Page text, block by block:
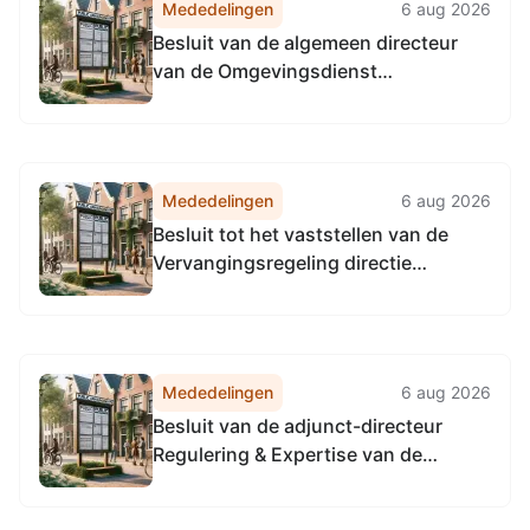
Vervangingsregeling directie
Accountmanagement &
Bedrijfsvoering Omgevingsdienst...
Mededelingen 6 aug 2026
Besluit van de algemeen directeur
van de Omgevingsdienst
directeur Omgevingsdienst
Noordzeekanaalgebied
Mededelingen 6 aug 2026
Besluit tot het vaststellen van de
Vervangingsregeling directie
Mededelingen 6 aug 2026
Besluit van de adjunct-directeur
Regulering & Expertise van de